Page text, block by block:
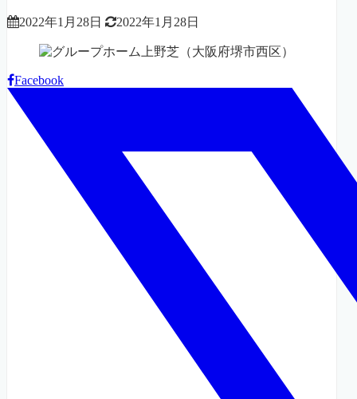
2022年1月28日 2022年1月28日
Facebook